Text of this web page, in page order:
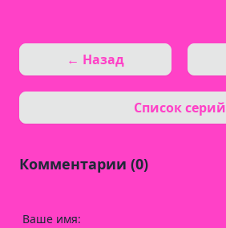
← Назад
Список серий
Комментарии (0)
Ваше имя: